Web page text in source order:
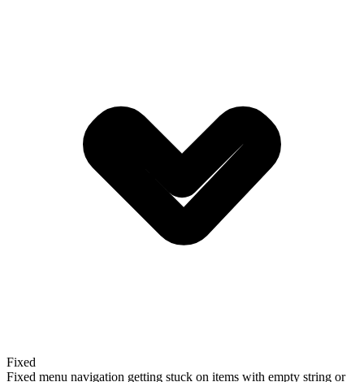
Fixed
Fixed menu navigation getting stuck on items with empty string or